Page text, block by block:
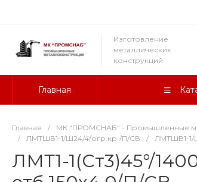
Изготовление
металлических
конструкций
Главная
Главная / МК "ПРОМСНАБ" - Промышленные
/
ЛМТШВ1-1/Ш24/4/огр.кр./П/СВ / ЛМТШВ1-1/
ЛМТ1-1(Ст3)45°/